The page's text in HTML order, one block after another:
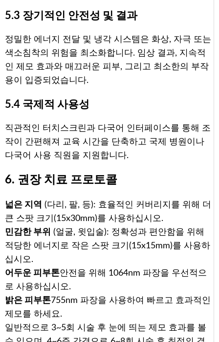
5.3 장기적인 안전성 및 결과
정밀한 에너지 전달 및 냉각 시스템은 화상, 자극 또는
색소침착의 위험을 최소화합니다. 임상 결과, 지속적
인 제모 효과와 매끄러운 피부, 그리고 최소한의 부작
용이 입증되었습니다.
5.4 국제적 사용성
직관적인 터치스크린과 다국어 인터페이스를 통해 조
작이 간편해져 교육 시간을 단축하고 국제 병원이나
다국어 사용 직원을 지원합니다.
6. 권장 치료 프로토콜
넓은 지역 (다리, 팔, 등): 효율적인 커버리지를 위해 더
큰 스팟 크기(15x30mm)를 사용하십시오.
민감한 부위 (얼굴, 윗입술): 정확성과 편안함을 위해
적당한 에너지로 작은 스팟 크기(15x15mm)를 사용하
십시오.
어두운 피부톤안전을 위해 1064nm 파장을 우선적으
로 사용하십시오.
밝은 피부톤755nm 파장을 사용하여 빠르고 효과적인
제모를 하세요.
일반적으로 3~5회 시술 후 눈에 띄는 제모 효과를 볼